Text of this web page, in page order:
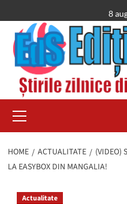
to
content
8
Menu
HOME ACTUALITATE
(VIDEO)
LA EASYBOX DIN MANGALIA!
Actualitate